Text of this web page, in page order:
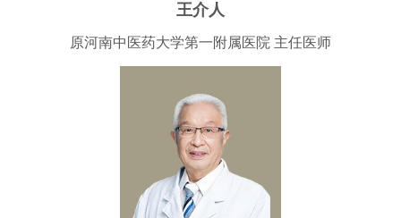
王介人
原河南中医药大学第一附属医院 主任医师